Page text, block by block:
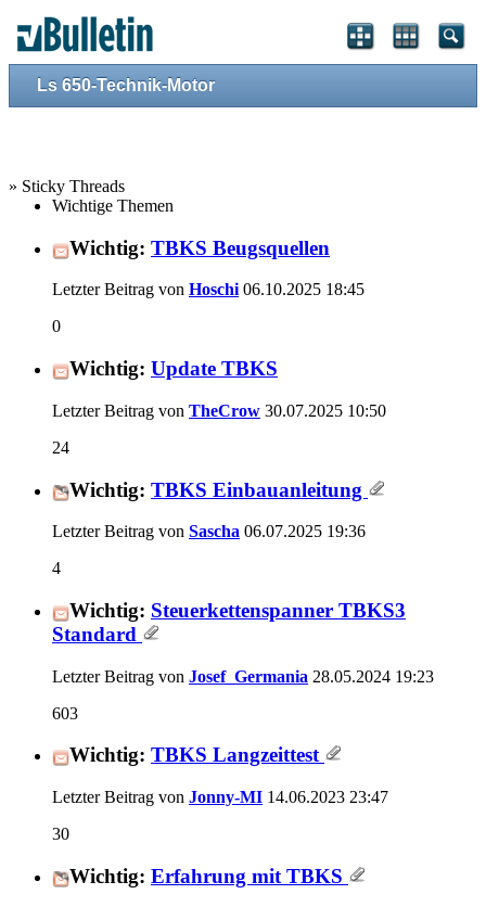
Ls 650-Technik-Motor
» Sticky Threads
Wichtige Themen
Wichtig: TBKS Beugsquellen
Letzter Beitrag von Hoschi06.10.2025 18:45
0
Wichtig: Update TBKS
Letzter Beitrag von TheCrow 30.07.2025 10:50
24
Wichtig: TBKS Einbauanleitung
Letzter Beitrag von Sascha 06.07.2025 19:36
4
Wichtig: Steuerkettenspanner TBKS3
Standard
Letzter Beitrag von Josef_Germania 28.05.2024 19:23
603
Wichtig: TBKS Langzeittest
Letzter Beitrag von Jonny-MI 14.06.2023 23:47
30
Wichtig: Erfahrung mit TBKS